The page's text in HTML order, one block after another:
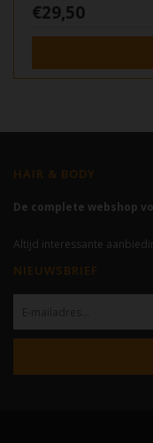
€29,50
HAIR & BODY
De complete webshop
Altijd interessante
NIEUWSBRIEF